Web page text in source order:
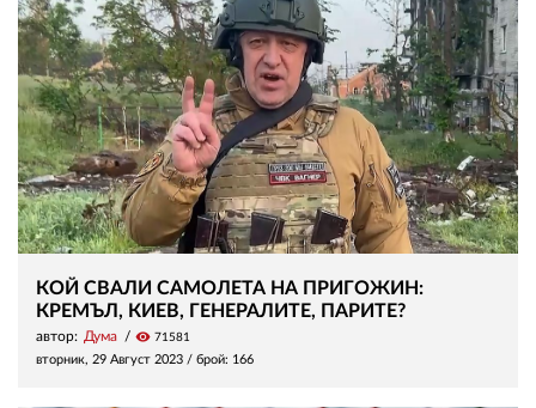
КОЙ СВАЛИ САМОЛЕТА НА ПРИГОЖИН:
КРЕМЪЛ, КИЕВ, ГЕНЕРАЛИТЕ, ПАРИТЕ?
автор: Дума visibility 71581
вторник, 29 Август 2023 / брой: 166